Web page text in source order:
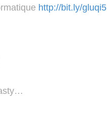
http://bit.ly/gluqi5